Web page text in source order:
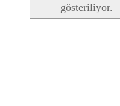
gösteriliyor.